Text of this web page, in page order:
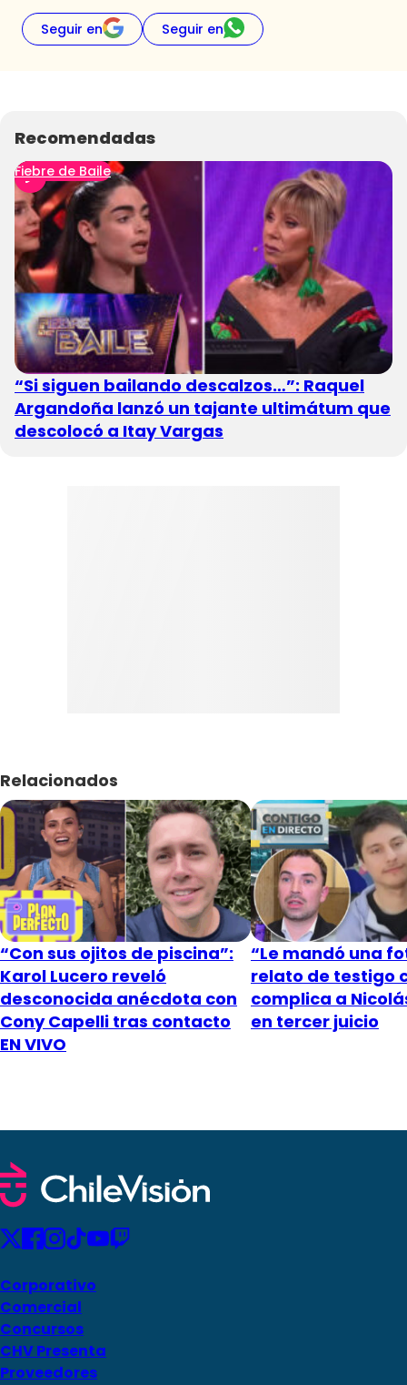
Seguir en Seguir en
Recomendadas
Fiebre de Baile
“Si siguen bailando descalzos…”: Raquel
Argandoña lanzó un tajante ultimátum que
descolocó a Itay Vargas
Relacionados
“Con sus ojitos de piscina”:
Karol Lucero reveló
desconocida anécdota con
Cony Capelli tras contacto
EN VIVO
“Le mandó una
relato de testigo
complica a
en tercer juicio
Corporativo
Comercial
Concursos
CHV Presenta
Proveedores